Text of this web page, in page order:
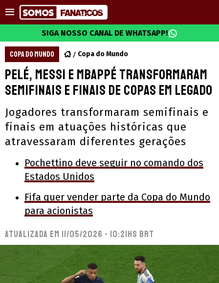
SIGA NOSSO CANAL DE WHATSAPP!
COPA DO MUNDO Copa do Mundo
Pelé, Messi e Mbappé transformaram
semifinais e finais de Copas em legado
Jogadores transformaram semifinais e
finais em atuações históricas que
atravessaram diferentes gerações
Pochettino deve seguir no comando dos
Estados Unidos
Fifa quer vender parte da Copa do Mundo
para acionistas
Atualizada em 11/05/2026 - 10:21hs BRT